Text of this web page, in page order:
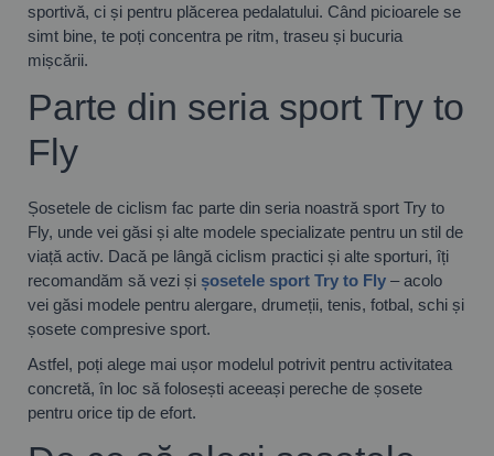
sportivă, ci și pentru plăcerea pedalatului. Când picioarele se
simt bine, te poți concentra pe ritm, traseu și bucuria
mișcării.
Parte din seria sport Try to
Fly
Șosetele de ciclism fac parte din seria noastră sport Try to
Fly, unde vei găsi și alte modele specializate pentru un stil de
viață activ. Dacă pe lângă ciclism practici și alte sporturi, îți
recomandăm să vezi și șosetele sport Try to Fly – acolo
vei găsi modele pentru alergare, drumeții, tenis, fotbal, schi și
șosete compresive sport.
Astfel, poți alege mai ușor modelul potrivit pentru activitatea
concretă, în loc să folosești aceeași pereche de șosete
pentru orice tip de efort.